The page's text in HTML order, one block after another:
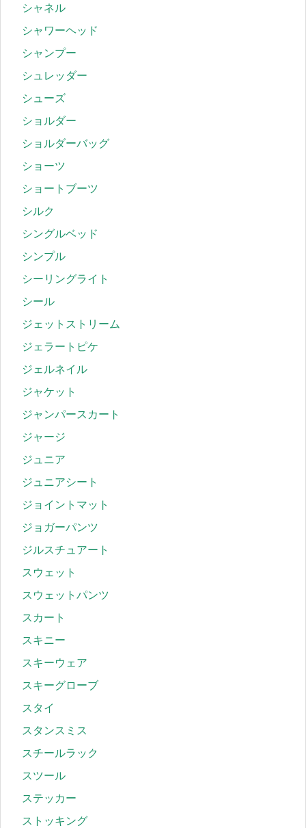
シャネル
シャワーヘッド
シャンプー
シュレッダー
シューズ
ショルダー
ショルダーバッグ
ショーツ
ショートブーツ
シルク
シングルベッド
シンプル
シーリングライト
シール
ジェットストリーム
ジェラートピケ
ジェルネイル
ジャケット
ジャンパースカート
ジャージ
ジュニア
ジュニアシート
ジョイントマット
ジョガーパンツ
ジルスチュアート
スウェット
スウェットパンツ
スカート
スキニー
スキーウェア
スキーグローブ
スタイ
スタンスミス
スチールラック
スツール
ステッカー
ストッキング